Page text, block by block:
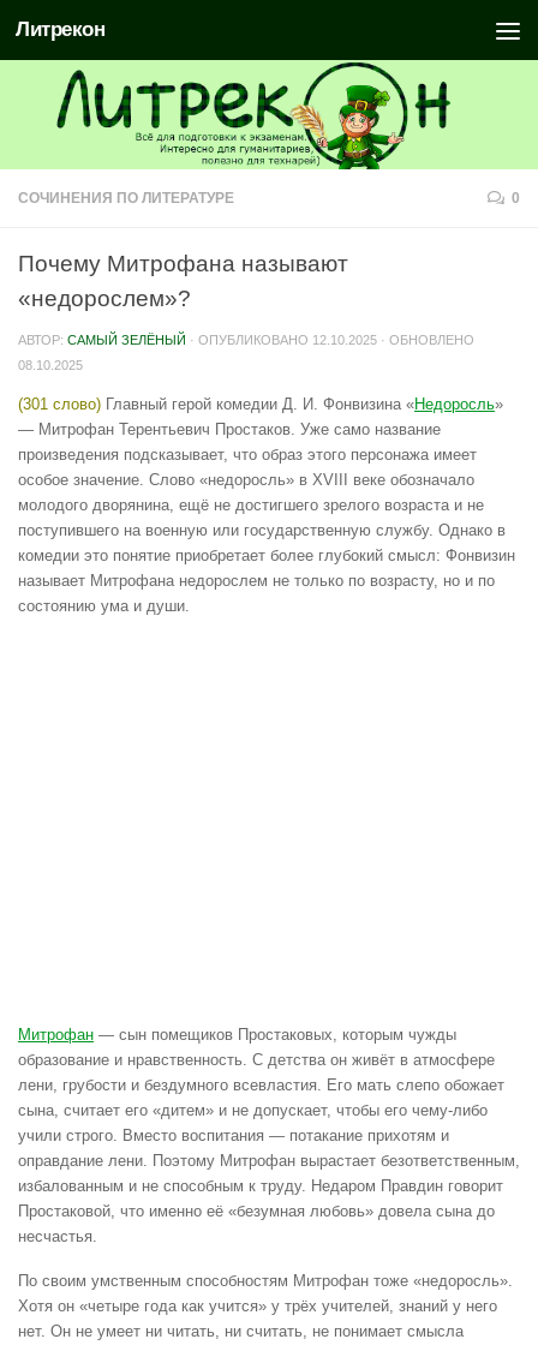
Литрекон
СОЧИНЕНИЯ ПО ЛИТЕРАТУРЕ 0
Почему Митрофана называют
«недорослем»?
АВТОР: САМЫЙ ЗЕЛЁНЫЙ · ОПУБЛИКОВАНО 12.10.2025 · ОБНОВЛЕНО
08.10.2025
(301 слово) Главный герой комедии Д. И. Фонвизина «Недоросль»
— Митрофан Терентьевич Простаков. Уже само название
произведения подсказывает, что образ этого персонажа имеет
особое значение. Слово «недоросль» в XVIII веке обозначало
молодого дворянина, ещё не достигшего зрелого возраста и не
поступившего на военную или государственную службу. Однако в
комедии это понятие приобретает более глубокий смысл: Фонвизин
называет Митрофана недорослем не только по возрасту, но и по
состоянию ума и души.
Митрофан — сын помещиков Простаковых, которым чужды
образование и нравственность. С детства он живёт в атмосфере
лени, грубости и бездумного всевластия. Его мать слепо обожает
сына, считает его «дитем» и не допускает, чтобы его чему-либо
учили строго. Вместо воспитания — потакание прихотям и
оправдание лени. Поэтому Митрофан вырастает безответственным,
избалованным и не способным к труду. Недаром Правдин говорит
Простаковой, что именно её «безумная любовь» довела сына до
несчастья.
По своим умственным способностям Митрофан тоже «недоросль».
Хотя он «четыре года как учится» у трёх учителей, знаний у него
нет. Он не умеет ни читать, ни считать, не понимает смысла